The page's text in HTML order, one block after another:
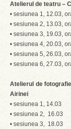
Atelierul de teatru –
• sesiunea 1, 12.03,
• sesiunea 2, 13.03,
• sesiunea 3, 19.03,
• sesiunea 4, 20.03,
• sesiunea 5, 26.03,
• sesiunea 6, 27.03,
Atelierul de
Airinei
• sesiunea 1, 14.03
• sesiunea 2, 16.03
• sesiunea 3, 18.03